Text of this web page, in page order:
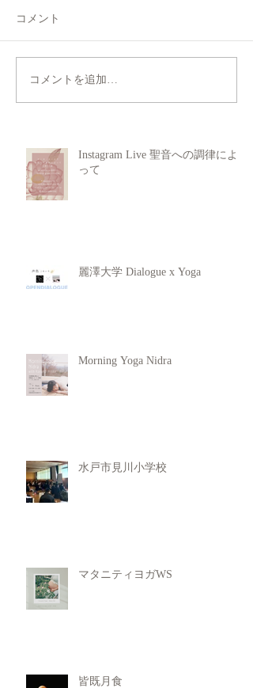
コメント
コメントを追加…
Instagram Live 聖音への調律によ
って
麗澤大学 Dialogue x Yoga
Morning Yoga Nidra
水戸市見川小学校
マタニティヨガWS
皆既月食